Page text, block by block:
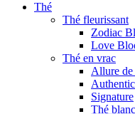
Thé
Thé fleurissant
Zodiac
Love
Thé en vrac
Allure de
Signature
Thé blanc